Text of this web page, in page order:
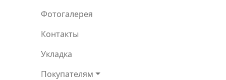
Фотогалерея
Контакты
Укладка
Покупателям